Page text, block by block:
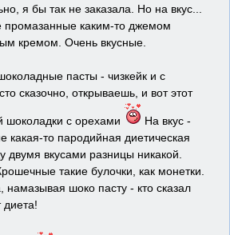
я бы так не заказала. Но на вкус...
промазанные каким-то джемом
кремом. Очень вкусные.
пасты - чизкейк и с
сказочно, открываешь, и вот этот
шоколадки с орехами
На вкус -
какая-то пародийная диетическая
двумя вкусами разницы никакой.
такие булочки, как монетки.
шоко пасту - кто сказал
диета!